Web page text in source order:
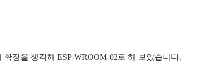
장을 생각해 ESP-WROOM-02로 해 보았습니다.